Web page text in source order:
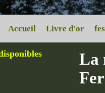
Accueil Livre d'or
La